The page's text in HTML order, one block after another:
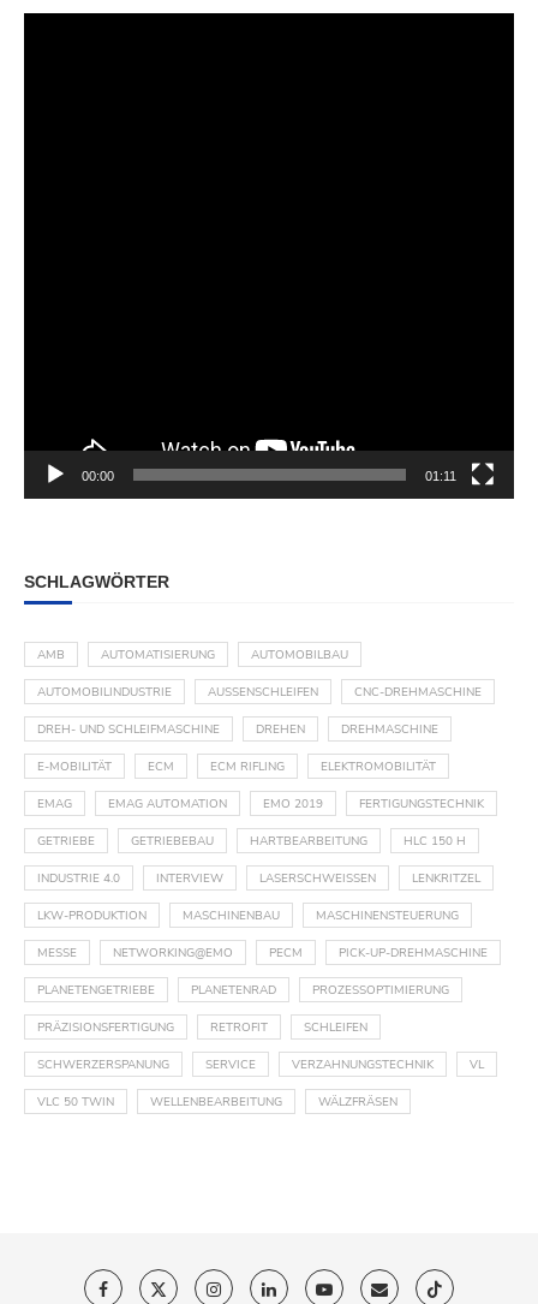
00:00 01:11
SCHLAGWÖRTER
AMB AUTOMATISIERUNG AUTOMOBILBAU
AUTOMOBILINDUSTRIE AUSSENSCHLEIFEN CNC-DREHMASCHINE
DREH- UND SCHLEIFMASCHINE DREHEN DREHMASCHINE
E-MOBILITÄT ECM ECM RIFLING ELEKTROMOBILITÄT
EMAG EMAG AUTOMATION EMO 2019 FERTIGUNGSTECHNIK
GETRIEBE GETRIEBEBAU HARTBEARBEITUNG HLC 150 H
INDUSTRIE 4.0 INTERVIEW LASERSCHWEISSEN LENKRITZEL
LKW-PRODUKTION MASCHINENBAU MASCHINENSTEUERUNG
MESSE NETWORKING@EMO PECM PICK-UP-DREHMASCHINE
PLANETENGETRIEBE PLANETENRAD PROZESSOPTIMIERUNG
PRÄZISIONSFERTIGUNG RETROFIT SCHLEIFEN
SCHWERZERSPANUNG SERVICE VERZAHNUNGSTECHNIK VL
VLC 50 TWIN WELLENBEARBEITUNG WÄLZFRÄSEN